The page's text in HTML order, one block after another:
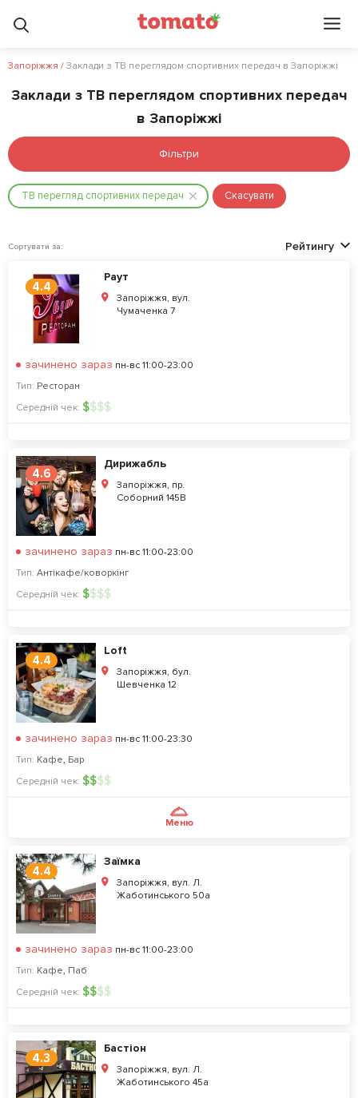
Запоріжжя / Заклади з ТВ переглядом спортивних передач в Запоріжжі
Заклади з ТВ переглядом спортивних передач
в Запоріжжі
Фільтри
ТВ перегляд спортивних передач Скасувати
Сортувати за: Рейтингу
4.4
Раут
Запоріжжя, вул.
Чумаченка 7
зачинено зараз пн-вс 11:00-23:00
Тип: Ресторан
Середній чек: $$$$
4.6
Дирижабль
Запоріжжя, пр.
Соборний 145В
зачинено зараз пн-вс 11:00-23:00
Тип: Антікафе/коворкінг
Середній чек: $$$$
4.4
Loft
Запоріжжя, бул.
Шевченка 12
зачинено зараз пн-вс 11:00-23:30
Тип: Кафе, Бар
Середній чек: $$$$
Меню
4.4
Заїмка
Запоріжжя, вул. Л.
Жаботинського 50а
зачинено зараз пн-вс 11:00-23:00
Тип: Кафе, Паб
Середній чек: $$$$
4.3
Бастіон
Запоріжжя, вул. Л.
Жаботинського 45а